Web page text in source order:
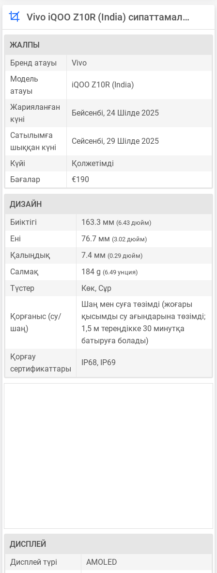
Vivo iQOO Z10R (India) сипаттамалары
ЖАЛПЫ
Бренд атауы
Vivo
Модель
атауы
iQOO Z10R (India)
Жарияланған
күні
Бейсенбі, 24 Шілде 2025
Сатылымға
шыққан күні
Сейсенбі, 29 Шілде 2025
Күйі
Қолжетімді
Бағалар
€190
ДИЗАЙН
Биіктігі
163.3 мм (6.43 дюйм)
Ені 76.7 мм (3.02 дюйм)
Қалыңдық 7.4 мм (0.29 дюйм)
Салмақ 184 g (6.49 унция)
Түстер Көк, Сұр
Қорғаныс (су/
шаң)
Шаң мен суға төзімді (жоғары
қысымды су ағындарына төзімді;
1,5 м тереңдікке 30 минутқа
батыруға болады)
Қорғау
сертификаттары
IP68, IP69
ДИСПЛЕЙ
Дисплей түрі
AMOLED